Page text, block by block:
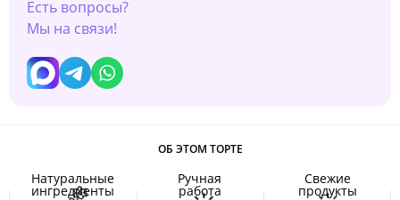
Есть вопросы?
Мы на связи!
ОБ ЭТОМ ТОРТЕ
Натуральные
ингредиенты
Ручная
работа
Свежие
продукты